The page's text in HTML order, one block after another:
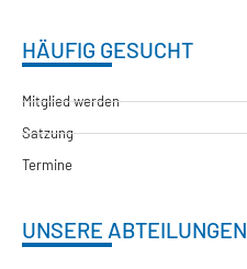
HÄUFIG GESUCHT
Mitglied werden
Satzung
Termine
UNSERE ABTEILUNGEN